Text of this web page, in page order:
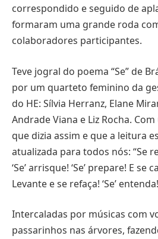
correspondido e seguido de
formaram uma grande roda
colaboradores participantes.
Teve jogral do poema “Se” de
por um quarteto feminino da
do HE: Sílvia Herranz, Elane
Andrade Viana e Liz Rocha.
que dizia assim e que a leitura
atualizada para todos nós: “Se
‘Se’ arrisque! ‘Se’ prepare! E se
Levante e se refaça! ‘Se’
Intercaladas por músicas com
passarinhos nas árvores,